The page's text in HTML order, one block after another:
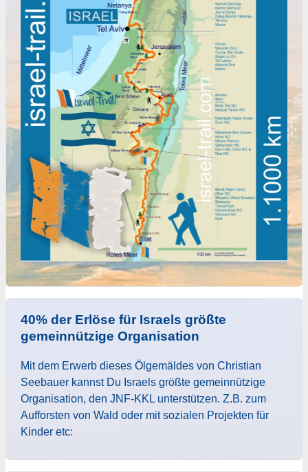
40% der Erlöse für Israels größte
gemeinnützige Organisation
Mit dem Erwerb dieses Ölgemäldes von Christian
Seebauer kannst Du Israels größte gemeinnützige
Organisation, den JNF-KKL unterstützen. Z.B. zum
Aufforsten von Wald oder mit sozialen Projekten für
Kinder etc: